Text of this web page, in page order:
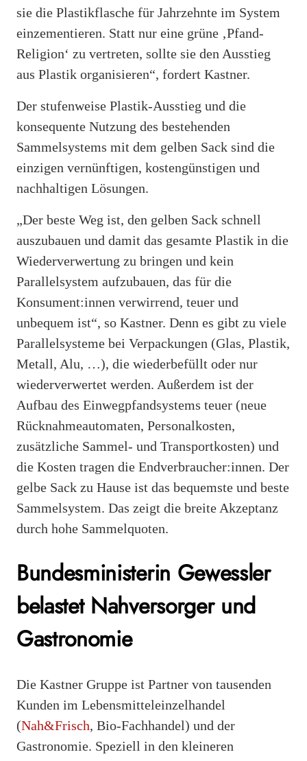
sie die Plastikflasche für Jahrzehnte im System
einzementieren. Statt nur eine grüne ‚Pfand-
Religion‘ zu vertreten, sollte sie den Ausstieg
aus Plastik organisieren“, fordert Kastner.
Der stufenweise Plastik-Ausstieg und die
konsequente Nutzung des bestehenden
Sammelsystems mit dem gelben Sack sind die
einzigen vernünftigen, kostengünstigen und
nachhaltigen Lösungen.
„Der beste Weg ist, den gelben Sack schnell
auszubauen und damit das gesamte Plastik in die
Wiederverwertung zu bringen und kein
Parallelsystem aufzubauen, das für die
Konsument:innen verwirrend, teuer und
unbequem ist“, so Kastner. Denn es gibt zu viele
Parallelsysteme bei Verpackungen (Glas, Plastik,
Metall, Alu, …), die wiederbefüllt oder nur
wiederverwertet werden. Außerdem ist der
Aufbau des Einwegpfandsystems teuer (neue
Rücknahmeautomaten, Personalkosten,
zusätzliche Sammel- und Transportkosten) und
die Kosten tragen die Endverbraucher:innen. Der
gelbe Sack zu Hause ist das bequemste und beste
Sammelsystem. Das zeigt die breite Akzeptanz
durch hohe Sammelquoten.
Bundesministerin Gewessler
belastet Nahversorger und
Gastronomie
Die Kastner Gruppe ist Partner von tausenden
Kunden im Lebensmitteleinzelhandel
(Nah&Frisch, Bio-Fachhandel) und der
Gastronomie. Speziell in den kleineren